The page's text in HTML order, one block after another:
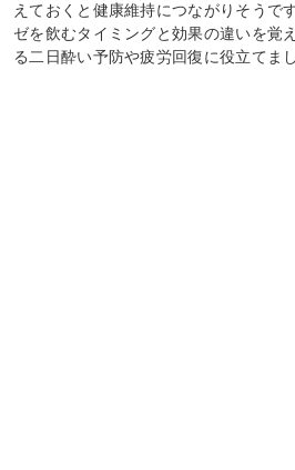
えておくと健康維持につながりそうで
ゼを飲むタイミングと効果の違いを覚
る二日酔い予防や疲労回復に役立てまし